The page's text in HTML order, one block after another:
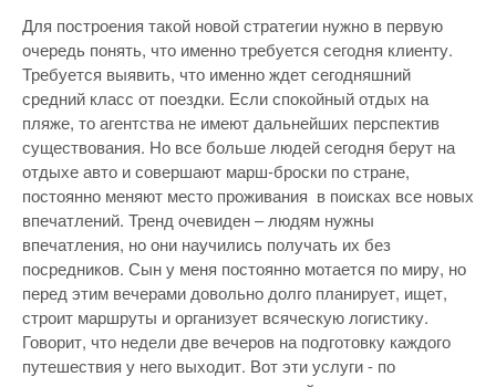
Для построения такой новой стратегии нужно в первую
очередь понять, что именно требуется сегодня клиенту.
Требуется выявить, что именно ждет сегодняшний
средний класс от поездки. Если спокойный отдых на
пляже, то агентства не имеют дальнейших перспектив
существования. Но все больше людей сегодня берут на
отдыхе авто и совершают марш-броски по стране,
постоянно меняют место проживания в поисках все новых
впечатлений. Тренд очевиден – людям нужны
впечатления, но они научились получать их без
посредников. Сын у меня постоянно мотается по миру, но
перед этим вечерами довольно долго планирует, ищет,
строит маршруты и организует всяческую логистику.
Говорит, что недели две вечеров на подготовку каждого
путешествия у него выходит. Вот эти услуги - по